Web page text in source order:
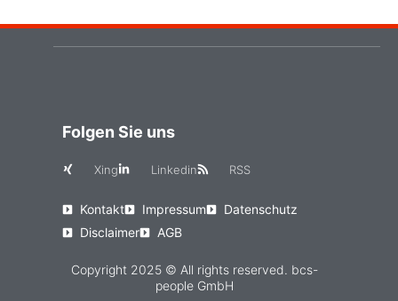
Folgen Sie uns
Xing Linkedin RSS
Kontakt Impressum
Datenschutz
Disclaimer
AGB
Copyright 2025 © All rights reserved. bcs-
people GmbH